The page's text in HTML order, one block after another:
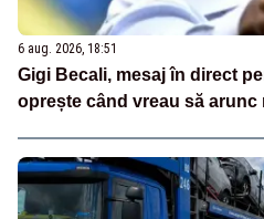
6 aug. 2026, 18:51
Gigi Becali, mesaj în direct
oprește când vreau să arunc